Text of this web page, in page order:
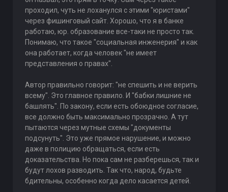
проходил, чуть не лоханулся с этими "юристами"
через фишинговый сайт. Хорошо, что я в банке
работаю, юр. образование все-таки не просто так.
Понимаю, что такое "социальная инженерия" и как
она работает, когда человек "не имеет
представления о правах".
Автор правильно говорит: "не спешить и не верить
всему". Это главное правило. И "бабки лишние не
башлять". По закону, если есть обоюдное согласие,
все должно быть максимально прозрачно. А тут
пытаются через мутные схемы "документы
подсунуть". Это уже прямое нарушение, и можно
даже в полицию обращаться, если есть
доказательства. Но пока сам не разберешься, так и
будут лохов разводить. Так что, народ, будьте
бдительны, особенно когда дело касается детей.